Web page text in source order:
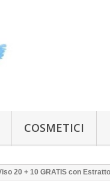
COSMETICI
20 + 10 GRATIS con